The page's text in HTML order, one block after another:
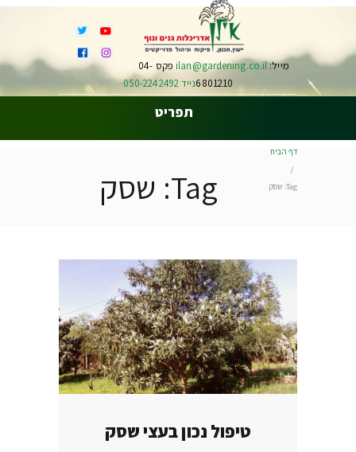
מייל:ilan@gardening.co.il
פקס 04-
6801210נייד 050-2242492
תפריט
Tag: שסק
דף הבית
Tag: שסק
טיפול נכון בעצי שסק